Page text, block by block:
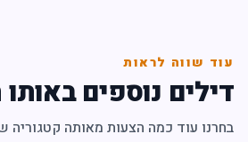
עוד שווה לראות
דילים נוספים
בחרנו עוד כמה הצעות מאותה קטגוריה